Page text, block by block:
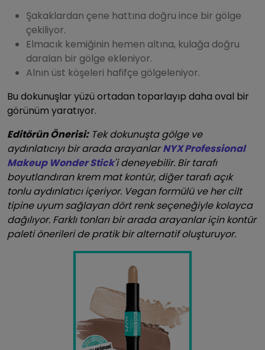
Şakaklardan çene hattına doğru ince bir gölge
çekiliyor.
Elmacık kemiğinin hemen altına, kulağa doğru
daralan bir gölge ekleniyor.
Alnın üst köşeleri hafifçe gölgeleniyor.
Bu dokunuşlar yüzü ortadan toparlayıp daha oval bir
görünüm yaratıyor.
Editörün Önerisi:Tek dokunuşta gölge ve
aydınlatıcıyı bir arada arayanlar NYX Professional
Makeup Wonder Stick'i deneyebilir. Bir tarafı
boyutlandıran krem mat kontür, diğer tarafı açık
tonlu aydınlatıcı içeriyor. Vegan formülü ve her cilt
tipine uyum sağlayan dört renk seçeneğiyle kolayca
dağılıyor. Farklı tonları bir arada arayanlar için kontür
paleti önerileri de pratik bir alternatif oluşturuyor.